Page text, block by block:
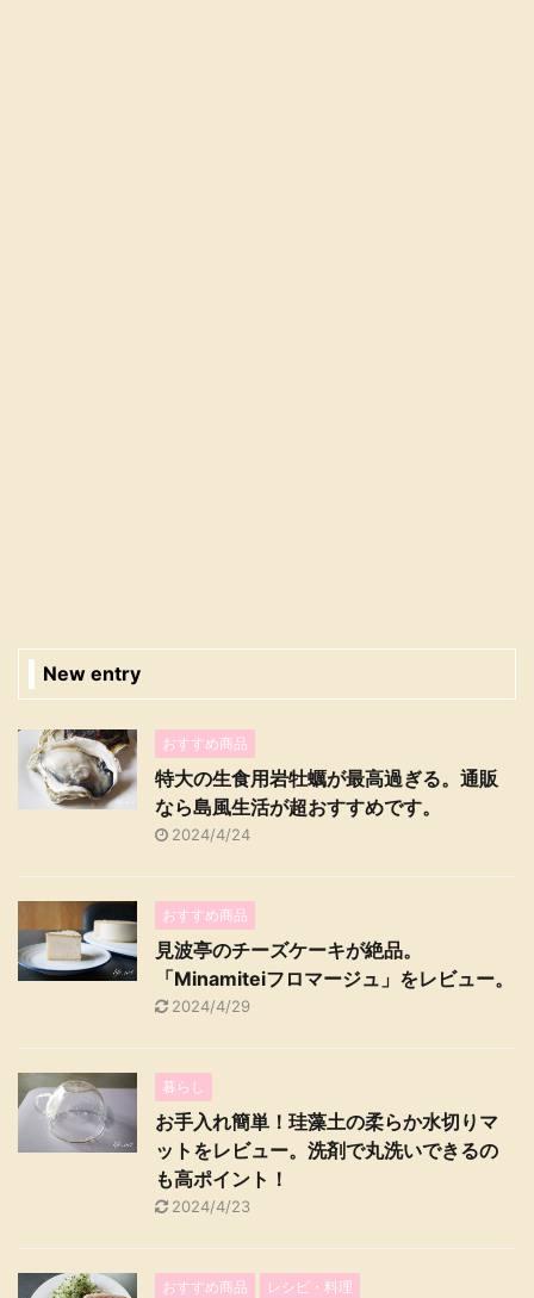
New entry
おすすめ商品
特大の生食用岩牡蠣が最高過ぎる。通販
なら島風生活が超おすすめです。
2024/4/24
おすすめ商品
見波亭のチーズケーキが絶品。
「Minamiteiフロマージュ」をレビュー。
2024/4/29
暮らし
お手入れ簡単！珪藻土の柔らか水切りマ
ットをレビュー。洗剤で丸洗いできるの
も高ポイント！
2024/4/23
おすすめ商品 レシピ・料理